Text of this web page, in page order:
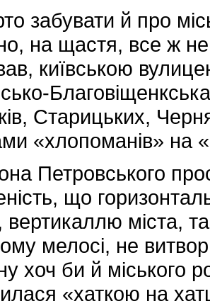
забувати й про
на щастя, все ж
київською
Старицьких,
«хлопоманів» на
Петровського
що
вертикаллю міста,
мелосі, не
хоч би й міського
«хаткою на